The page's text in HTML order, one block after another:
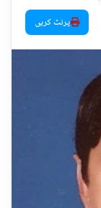
پرنٹ کریں